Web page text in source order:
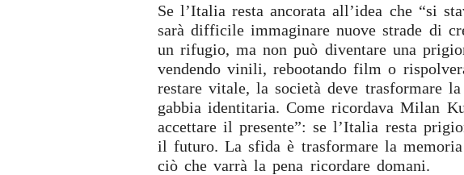
Se l’Italia resta ancorata all’idea che “si
sarà difficile immaginare nuove strade di
un rifugio, ma non può diventare una
vendendo vinili, rebootando film o
restare vitale, la società deve trasformare
gabbia identitaria. Come ricordava Milan
accettare il presente”: se l’Italia resta
il futuro. La sfida è trasformare la
ciò che varrà la pena ricordare domani.